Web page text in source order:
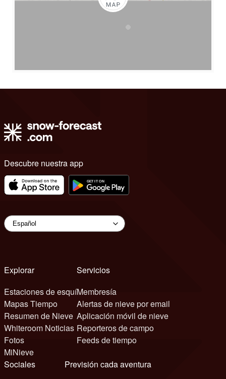
Descubre nuestra app
Explorar
Estaciones de esquí
Mapas Tiempo
Resumen de Nieve
Whiteroom Noticias
Fotos
MiNieve
Servicios
Membresía
Alertas de nieve por email
Aplicación móvil de nieve
Reporteros de campo
Feeds de tiempo
Sociales
Previsión cada aventura